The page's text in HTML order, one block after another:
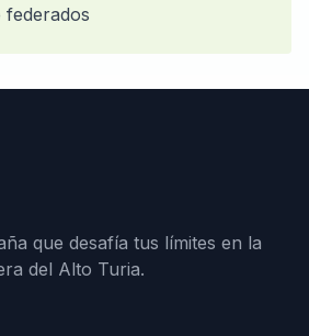
que desafía tus límites en la
del Alto Turia.